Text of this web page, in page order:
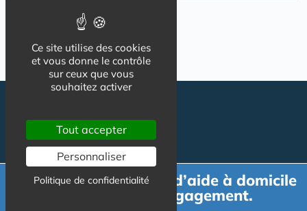
CGU
Demande de devis d’aide à domicile
gratuit et sans engagement.
Ce site utilise des cookies
et vous donne le contrôle
sur ceux que vous
souhaitez activer
Tout accepter
Personnaliser
Politique de confidentialité